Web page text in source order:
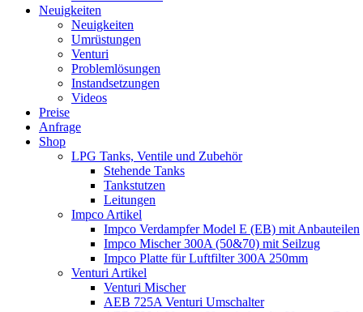
Neuigkeiten
Neuigkeiten
Umrüstungen
Venturi
Problemlösungen
Instandsetzungen
Videos
Preise
Anfrage
Shop
LPG Tanks, Ventile und Zubehör
Stehende Tanks
Tankstutzen
Leitungen
Impco Artikel
Impco Verdampfer Model E (EB) mit Anbauteilen
Impco Mischer 300A (50&70) mit Seilzug
Impco Platte für Luftfilter 300A 250mm
Venturi Artikel
Venturi Mischer
AEB 725A Venturi Umschalter